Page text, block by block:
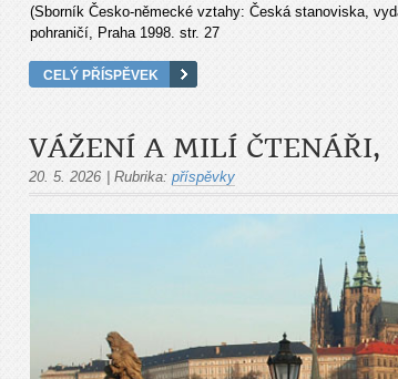
(Sborník Česko-německé vztahy: Česká stanoviska,
pohraničí, Praha 1998. str. 27
CELÝ PŘÍSPĚVEK
VÁŽENÍ A MILÍ ČTENÁŘI,
20. 5. 2026 | Rubrika: příspěvky